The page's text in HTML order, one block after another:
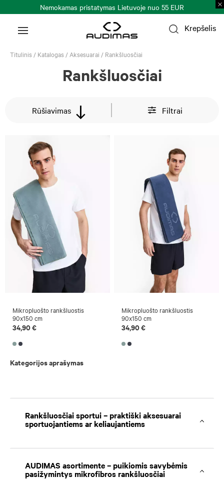
Nemokamas pristatymas Lietuvoje nuo 55 EUR
Krepšelis
Titulinis / Katalogas / Aksesuarai / Rankšluosčiai
Rankšluosčiai
Rūšiavimas Filtrai
Mikropluošto rankšluostis
90x150 cm
34,90 €
Mikropluošto rankšluostis
90x150 cm
34,90 €
Kategorijos aprašymas
Rankšluosčiai sportui – praktiški aksesuarai
sportuojantiems ar keliaujantiems
AUDIMAS asortimente – puikiomis savybėmis
pasižymintys mikrofibros rankšluosčiai